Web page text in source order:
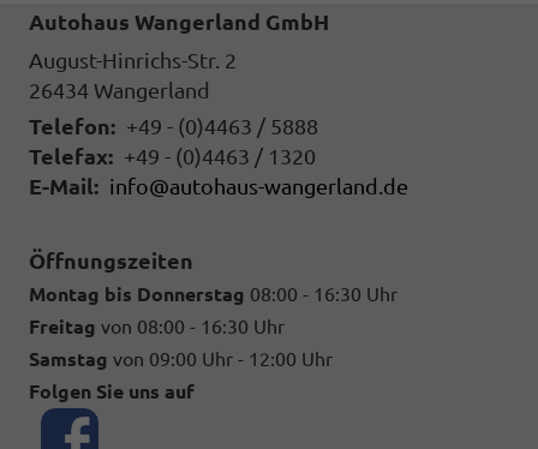
Autohaus Wangerland GmbH
August-Hinrichs-Str. 2
26434 Wangerland
Telefon: +49 - (0)4463 / 5888
Telefax: +49 - (0)4463 / 1320
E-Mail: info@autohaus-wangerland.de
Öffnungszeiten
Montag bis Donnerstag 08:00 - 16:30 Uhr
Freitag von 08:00 - 16:30 Uhr
Samstag von 09:00 Uhr - 12:00 Uhr
Folgen Sie uns auf